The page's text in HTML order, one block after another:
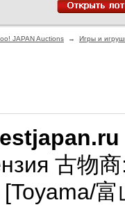
JAPAN Auctions → Игры и
古物